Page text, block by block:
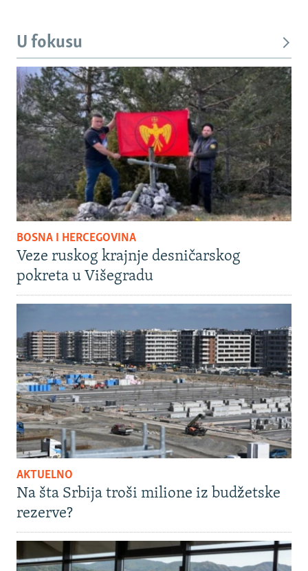
U fokusu
BOSNA I HERCEGOVINA
Veze ruskog krajnje desničarskog
pokreta u Višegradu
AKTUELNO
Na šta Srbija troši milione iz budžetske
rezerve?